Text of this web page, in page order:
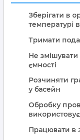
Зберігати в
температурі
Тримати
Не змішувати
ємності
Розчиняти
у басейн
Обробку
Працювати в